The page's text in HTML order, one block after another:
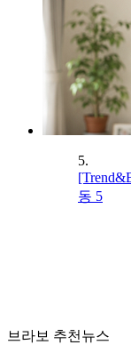
5.
동 5
브라보 추천뉴스